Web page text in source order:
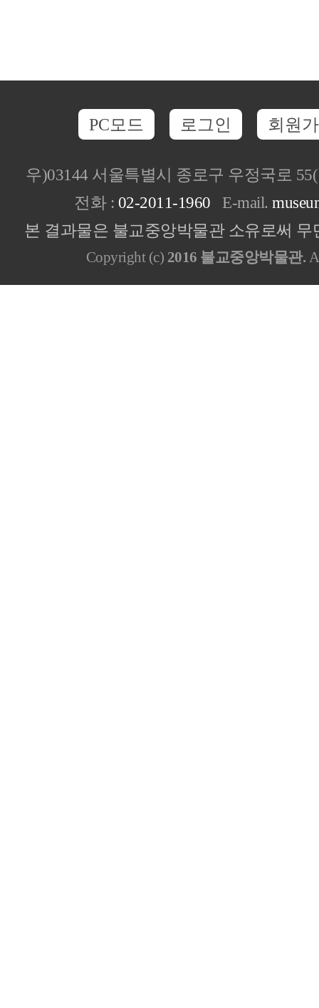
PC모드 로그인 회원
우)03144 서울특별시 종로구 우정국로
전화 : 02-2011-1960 E-mail.
본 결과물은 불교중앙박물관 소유로써
Copyright (c) 2016 불교중앙박물관.